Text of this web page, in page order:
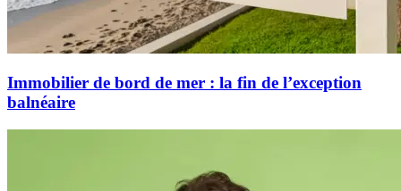
Immobilier de bord de mer : la fin de l’exception
balnéaire